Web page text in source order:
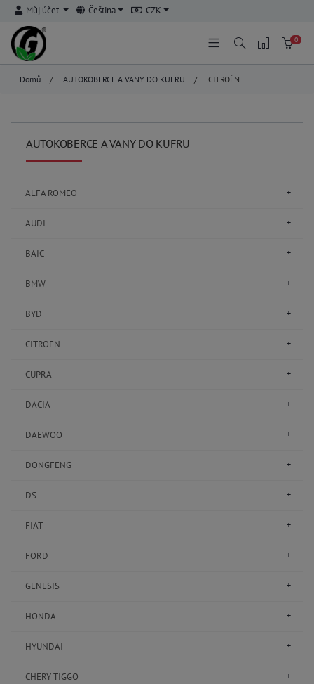
Můj účet Čeština CZK
0
Domů / AUTOKOBERCE A VANY DO KUFRU / CITROËN
AUTOKOBERCE A VANY DO KUFRU
ALFA ROMEO
AUDI
BAIC
BMW
BYD
CITROËN
CUPRA
DACIA
DAEWOO
DONGFENG
DS
FIAT
FORD
GENESIS
HONDA
HYUNDAI
CHERY TIGGO